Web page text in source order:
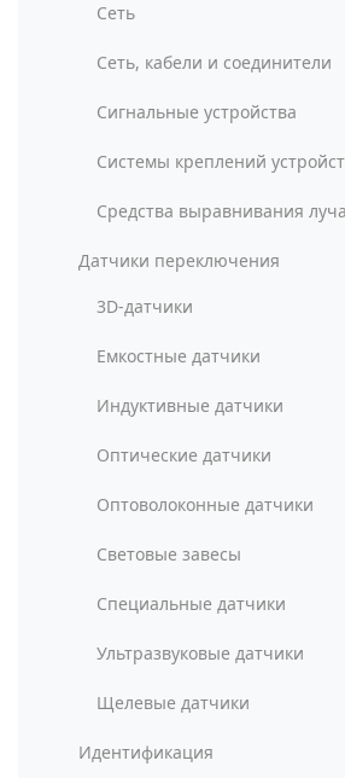
Сеть
Сеть, кабели и соединители
Сигнальные устройства
Системы креплений
Средства выравнивания луча
Датчики переключения
3D-датчики
Емкостные датчики
Индуктивные датчики
Оптические датчики
Оптоволоконные датчики
Световые завесы
Специальные датчики
Ультразвуковые датчики
Щелевые датчики
Идентификация